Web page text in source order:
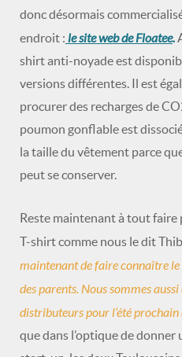
donc désormais
endroit : le site web de Floatee.
shirt anti-noyade est
versions différentes. Il est
procurer des recharges de
poumon gonflable est
la taille du vêtement parce
peut se conserver.
Reste maintenant à tout faire
T-shirt comme nous le dit
maintenant de faire connaître
des parents. Nous sommes
distributeurs pour l’été
que dans l’optique de donner